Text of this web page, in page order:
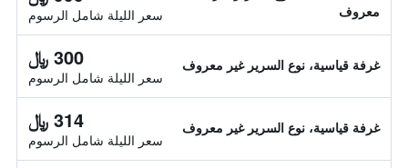
معروف
سعر الليلة شامل الرسوم
غرفة قياسية، نوع السرير غير معروف 300 ﷼
سعر الليلة شامل الرسوم
غرفة قياسية، نوع السرير غير معروف 314 ﷼
سعر الليلة شامل الرسوم